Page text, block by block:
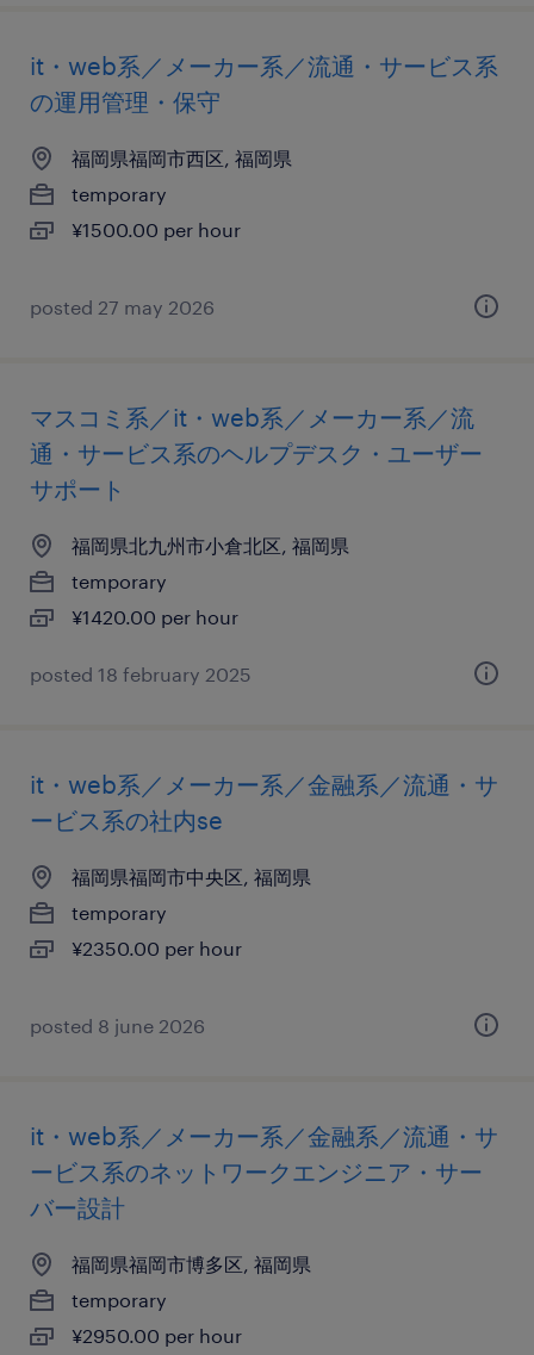
it・web系／メーカー系／流通・サービス系
の運用管理・保守
福岡県福岡市西区, 福岡県
temporary
¥1500.00 per hour
posted 27 may 2026
マスコミ系／it・web系／メーカー系／流
通・サービス系のヘルプデスク・ユーザー
サポート
福岡県北九州市小倉北区, 福岡県
temporary
¥1420.00 per hour
posted 18 february 2025
it・web系／メーカー系／金融系／流通・サ
ービス系の社内se
福岡県福岡市中央区, 福岡県
temporary
¥2350.00 per hour
posted 8 june 2026
it・web系／メーカー系／金融系／流通・サ
ービス系のネットワークエンジニア・サー
バー設計
福岡県福岡市博多区, 福岡県
temporary
¥2950.00 per hour